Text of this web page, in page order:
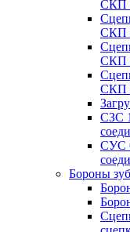
СКП
СКП
СКП
СКП
СЗС
СУС
Бороны